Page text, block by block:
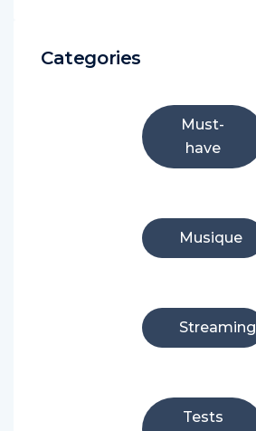
Categories
Must-
have
Musique
Streaming
Tests